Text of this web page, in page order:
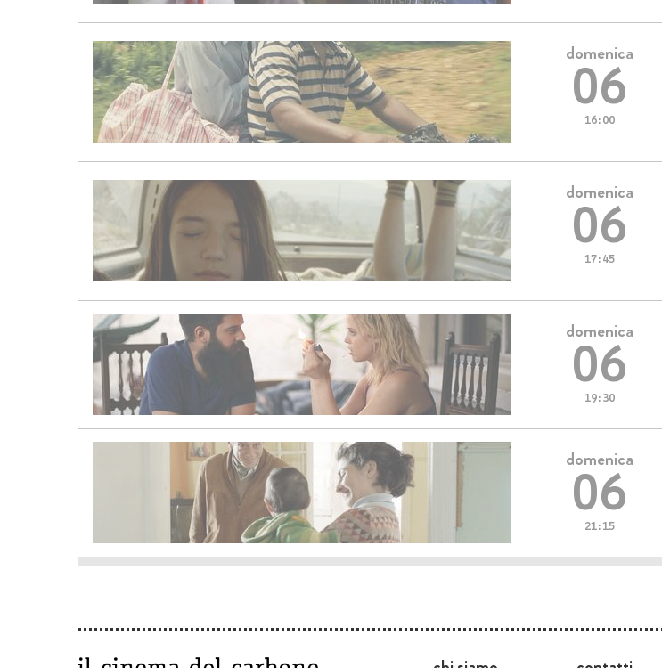
domenica
06
16:00
domenica
06
17:45
domenica
06
19:30
domenica
06
21:15